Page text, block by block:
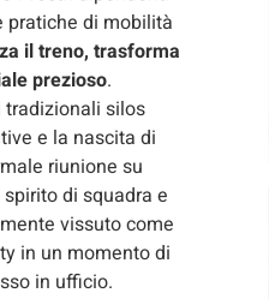
pratiche di mobilità
il treno, trasforma
prezioso.
tradizionali silos
e la nascita di
riunione su
di squadra e
vissuto come
in un momento di
in ufficio.